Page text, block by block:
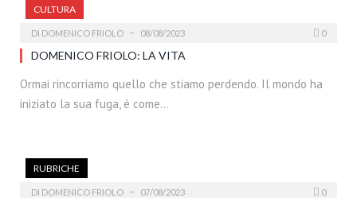
CULTURA
DI DOMENICO FRIOLO 08/08/2023 0
DOMENICO FRIOLO: LA VITA
Ormai rincorriamo quello che stiamo perdendo. Il mondo ha
iniziato la sua fuga, è come…
RUBRICHE
DI DOMENICO FRIOLO 07/08/2023 0